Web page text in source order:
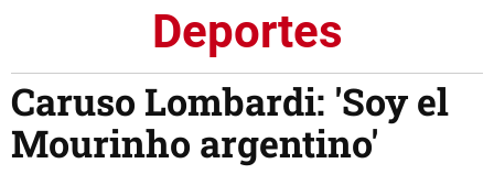
Deportes
Caruso Lombardi: 'Soy el
Mourinho argentino'